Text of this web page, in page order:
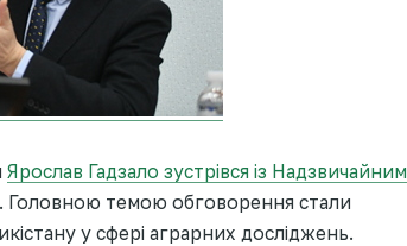
Ярослав Гадзало зустрівся із Надзвичайним
. Головною темою обговорення стали
у сфері аграрних досліджень.